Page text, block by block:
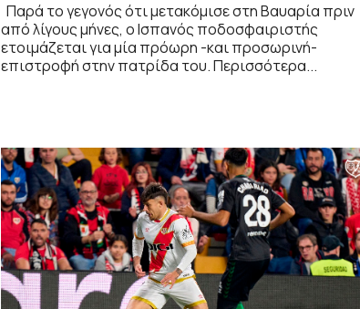
Παρά το γεγονός ότι μετακόμισε στη Βαυαρία πριν
από λίγους μήνες, ο Ισπανός ποδοσφαιριστής
ετοιμάζεται για μία πρόωρη -και προσωρινή-
επιστροφή στην πατρίδα του. Περισσότερα...